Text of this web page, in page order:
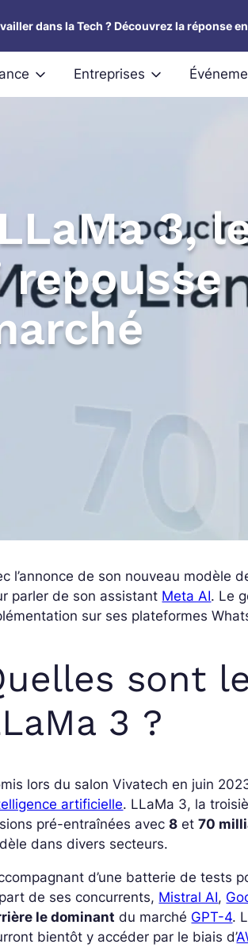
dans la Tech ? Découvrez la réponse
Entreprises
3,
l’annonce de son nouveau modèle
parler de son assistant Meta AI. Le
sur ses plateformes
sont
3 ?
lors du salon Vivatech en juin
artificielle. LLaMa 3, la
pré-entraînées avec8 et70
dans divers secteurs.
d’une batterie de tests
de ses concurrents, Mistral AI,
le dominant du marché GPT-4.
bientôt y accéder par le biais d’